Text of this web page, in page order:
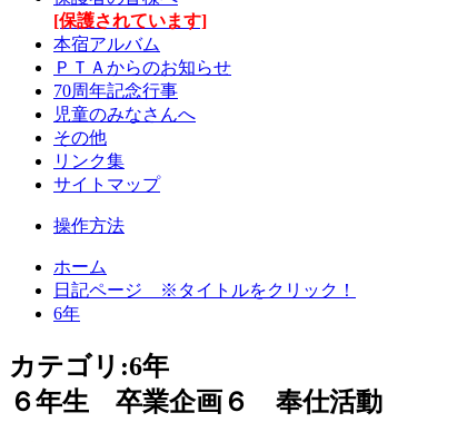
[保護されています]
本宿アルバム
ＰＴＡからのお知らせ
70周年記念行事
児童のみなさんへ
その他
リンク集
サイトマップ
操作方法
ホーム
日記ページ ※タイトルをクリック！
6年
カテゴリ:6年
６年生 卒業企画６ 奉仕活動